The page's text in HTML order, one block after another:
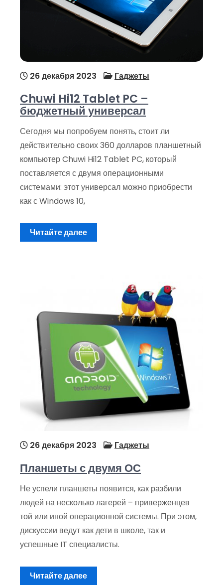
26 декабря 2023 Гаджеты
Chuwi Hi12 Tablet PC –
бюджетный универсал
Сегодня мы попробуем понять, стоит ли
действительно своих 360 долларов планшетный
компьютер Chuwi Hi12 Tablet PC, который
поставляется с двумя операционными
системами: этот универсал можно приобрести
как с Windows 10,
Читайте далее
26 декабря 2023 Гаджеты
Планшеты с двумя ОС
Не успели планшеты появится, как разбили
людей на несколько лагерей – приверженцев
той или иной операционной системы. При этом,
дискуссии ведут как дети в школе, так и
успешные IT специалисты.
Читайте далее